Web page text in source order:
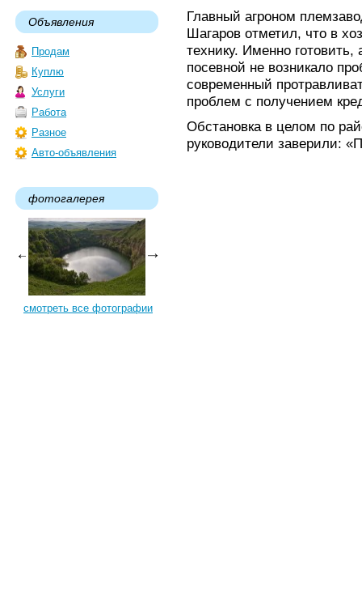
Объявления
Продам
Куплю
Услуги
Работа
Разное
Авто-объявления
фотогалерея
смотреть все фотографии
Главный агроном
Шагаров отметил, что в
технику. Именно
посевной не возникало
современный
проблем с получением
Обстановка в целом по
руководители заверили: